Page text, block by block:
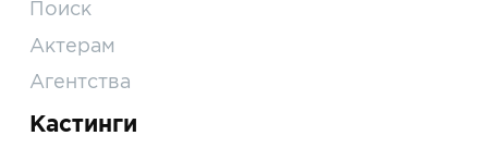
Поиск
Актерам
Агентства
Кастинги